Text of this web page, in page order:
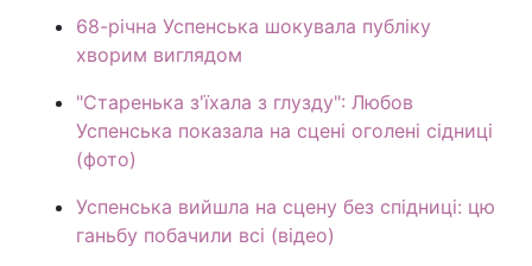
68-річна Успенська шокувала публіку
хворим виглядом
"Старенька з'їхала з глузду": Любов
Успенська показала на сцені оголені сідниці
(фото)
Успенська вийшла на сцену без спідниці: цю
ганьбу побачили всі (відео)